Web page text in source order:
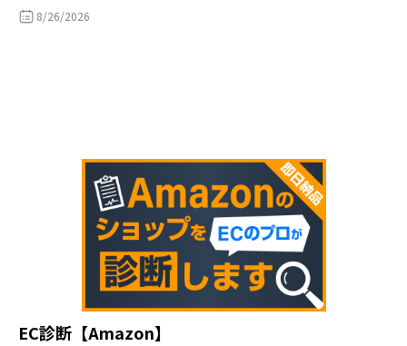
8/26/2026
EC診断【Amazon】